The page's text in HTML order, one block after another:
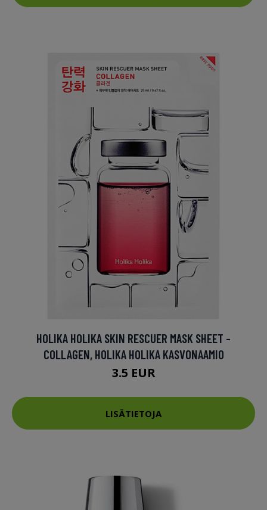
HOLIKA HOLIKA SKIN RESCUER MASK SHEET -
COLLAGEN, HOLIKA HOLIKA KASVONAAMIO
3.5 EUR
LISÄTIETOJA